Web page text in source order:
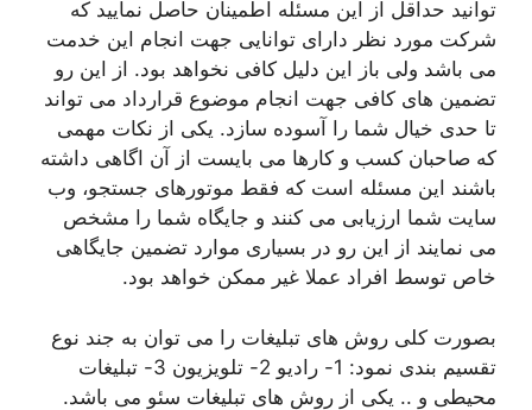
توانید حداقل از این مسئله اطمینان حاصل نمایید که
شرکت مورد نظر دارای توانایی جهت انجام این خدمت
می باشد ولی باز این دلیل کافی نخواهد بود. از این رو
تضمین های کافی جهت انجام موضوع قرارداد می تواند
تا حدی خیال شما را آسوده سازد. یکی از نکات مهمی
که صاحبان کسب و کارها می بایست از آن اگاهی داشته
باشند این مسئله است که فقط موتورهای جستجو، وب
سایت شما ارزیابی می کنند و جایگاه شما را مشخص
می نمایند از این رو در بسیاری موارد تضمین جایگاهی
خاص توسط افراد عملا غیر ممکن خواهد بود.
بصورت کلی روش های تبلیغات را می توان به جند نوع
تقسیم بندی نمود: 1- رادیو 2- تلویزیون 3- تبلیغات
محیطی و .. یکی از روش های تبلیغات سئو می باشد.